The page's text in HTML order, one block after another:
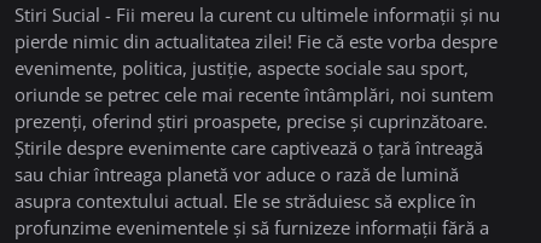
Stiri Sucial - Fii mereu la curent cu ultimele informații și nu
pierde nimic din actualitatea zilei! Fie că este vorba despre
evenimente, politica, justiție, aspecte sociale sau sport,
oriunde se petrec cele mai recente întâmplări, noi suntem
prezenți, oferind știri proaspete, precise și cuprinzătoare.
Știrile despre evenimente care captivează o țară întreagă
sau chiar întreaga planetă vor aduce o rază de lumină
asupra contextului actual. Ele se străduiesc să explice în
profunzime evenimentele și să furnizeze informații fără a